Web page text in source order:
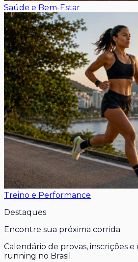
Saúde e Bem-Estar
Treino e Performance
Destaques
Encontre sua próxima corrida
Calendário de provas, inscrições e
running no Brasil.